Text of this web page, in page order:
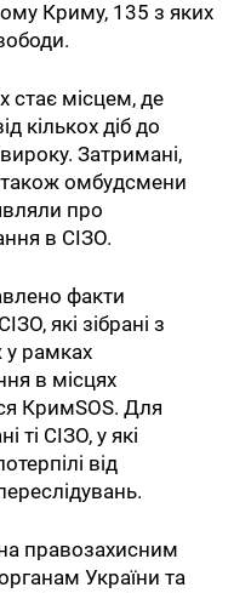
Криму, 135 з яких
стає місцем, де
кількох діб до
вироку. Затримані,
також омбудсмени
про
в СІЗО.
факти
які зібрані з
у рамках
в місцях
КримSOS. Для
ті СІЗО, у які
від
правозахисним
України та